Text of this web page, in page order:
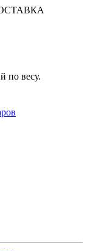
по весу.